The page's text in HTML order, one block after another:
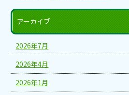
アーカイブ
2026年7月
2026年4月
2026年1月